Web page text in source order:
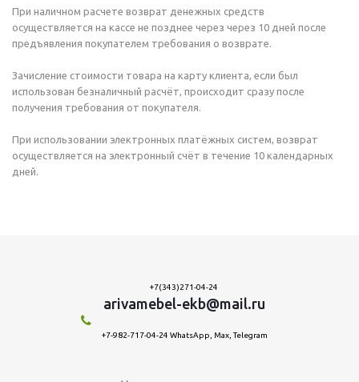
При наличном расчете возврат денежных средств
осуществляется на кассе не позднее через через 10 дней после
предъявления покупателем требования о возврате.
Зачисление стоимости товара на карту клиента, если был
использован безналичный расчёт, происходит сразу после
получения требования от покупателя.
При использовании электронных платёжных систем, возврат
осуществляется на электронный счёт в течение 10 календарных
дней.
+7(343)271-04-24
arivamebel-ekb@mail.ru
+7-982-717-04-24 WhatsApp, Max, Telegram